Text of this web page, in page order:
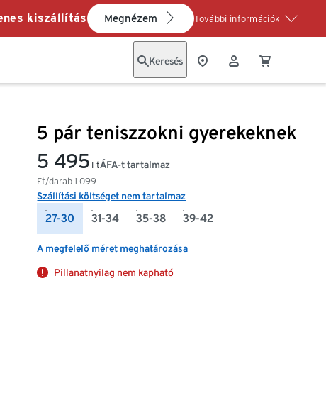
kiszállítás Megnézem További információk
Keresés
5 pár teniszzokni gyerekeknek
5 495 Ft
Ft/darab1 099
ÁFA-t tartalmaz
Szállítási költséget nem tartalmaz
27-30 31-34 35-38 39-42
A megfelelő méret meghatározása
Pillanatnyilag nem kapható